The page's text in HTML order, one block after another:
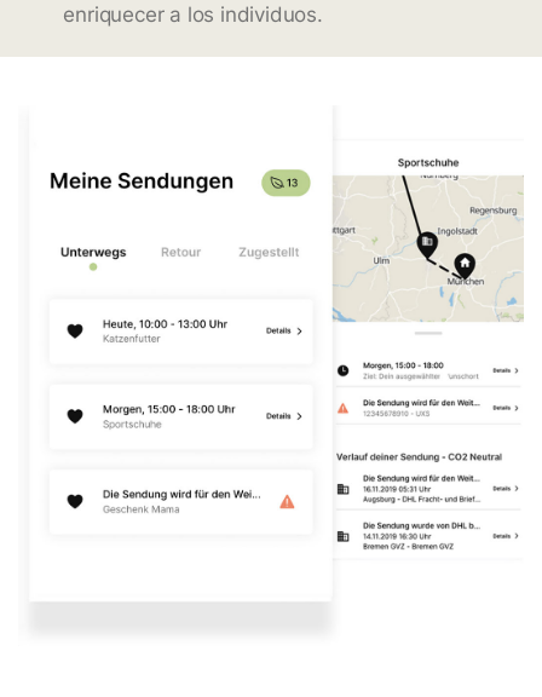
enriquecer a los individuos.